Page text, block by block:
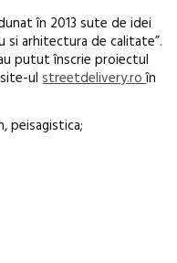
în 2013 sute de idei
si arhitectura de calitate”.
putut înscrie proiectul
site-ulstreetdelivery.roîn
peisagistica;